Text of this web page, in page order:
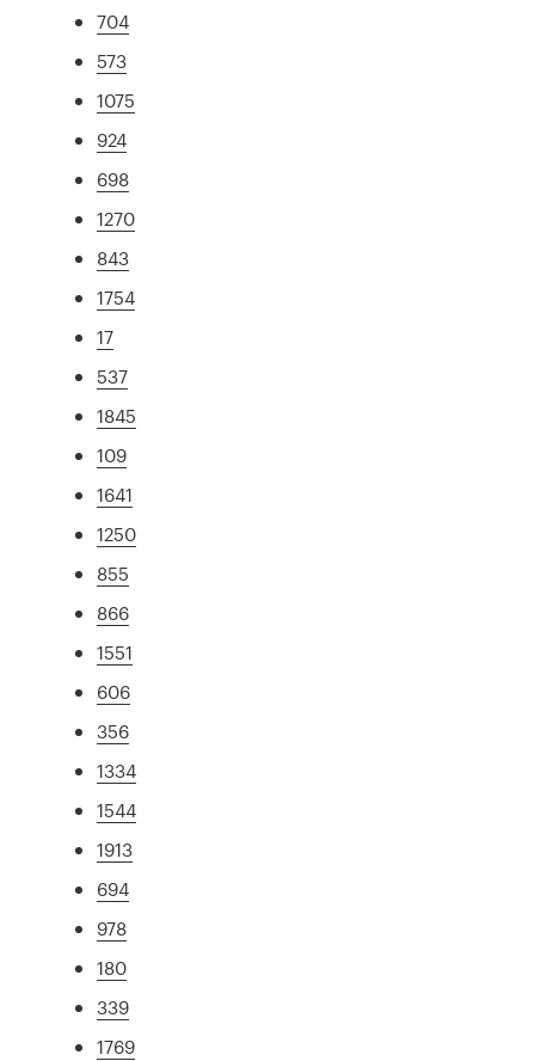
704
573
1075
924
698
1270
843
1754
17
537
1845
109
1641
1250
855
866
1551
606
356
1334
1544
1913
694
978
180
339
1769